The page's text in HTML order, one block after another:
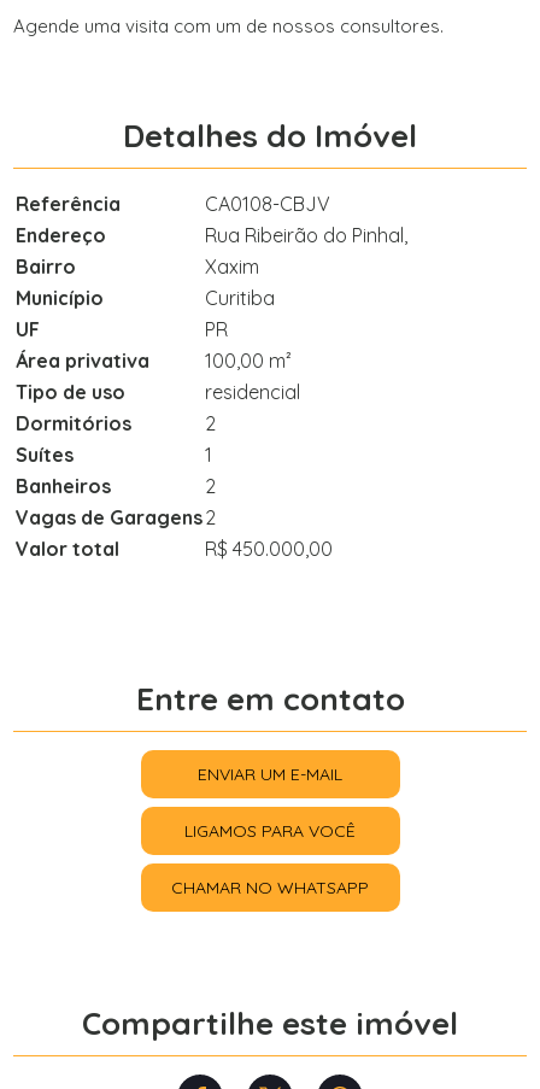
Agende uma visita com um de nossos consultores.
Detalhes do Imóvel
Referência
CA0108-CBJV
Endereço
Rua Ribeirão do Pinhal,
Bairro
Xaxim
Município
Curitiba
UF
PR
Área privativa
100,00 m²
Tipo de uso
residencial
Dormitórios
2
Suítes
1
Banheiros
2
Vagas de Garagens2
Valor total
R$ 450.000,00
Entre em contato
ENVIAR UM E-MAIL
LIGAMOS PARA VOCÊ
CHAMAR NO WHATSAPP
Compartilhe este imóvel